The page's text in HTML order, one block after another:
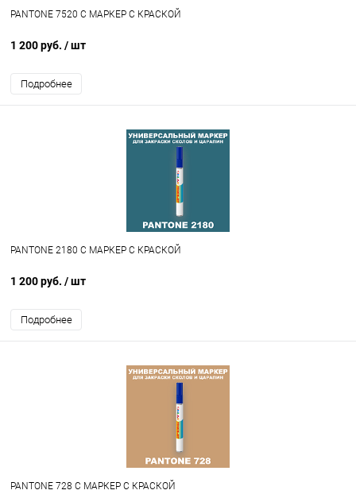
PANTONE 7520 C МАРКЕР С КРАСКОЙ
1 200 руб. / шт
Подробнее
PANTONE 2180 C МАРКЕР С КРАСКОЙ
1 200 руб. / шт
Подробнее
PANTONE 728 C МАРКЕР С КРАСКОЙ